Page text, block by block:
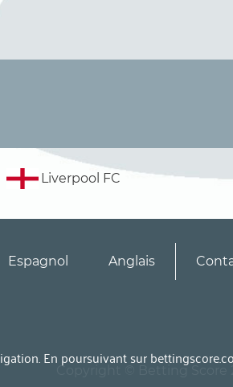
Liverpool FC
Anglais
Espagnol
Copyright © Betting Score
En poursuivant sur